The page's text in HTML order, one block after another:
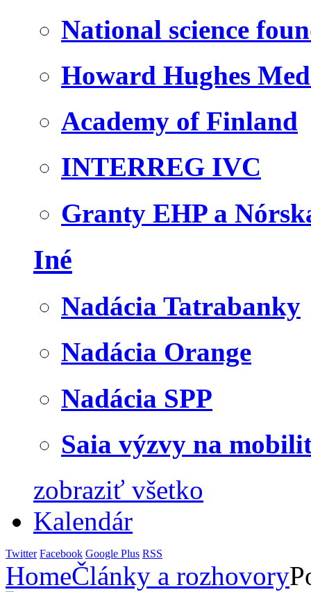
National science
Howard Hughes
Academy of Finland
INTERREG IVC
Granty EHP a
Iné
Nadácia Tatrabanky
Nadácia Orange
Nadácia SPP
Saia výzvy na
zobraziť všetko
Kalendár
Twitter Facebook Google Plus RSS
HomeČlánky a rozhovory